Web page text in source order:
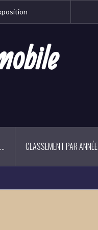
CLASSEMENT PAR ANNÉE